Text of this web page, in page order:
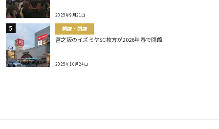
2025年9月21日
開店・閉店
宮之阪のイズミヤSC枚方が2026年春で閉館
2025年10月24日